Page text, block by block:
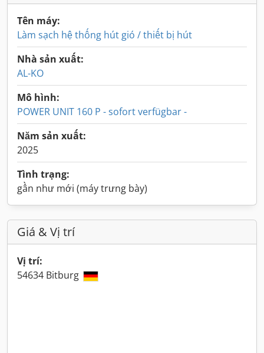
Tên máy:
Làm sạch hệ thống hút gió / thiết bị hút
Nhà sản xuất:
AL-KO
Mô hình:
POWER UNIT 160 P - sofort verfügbar -
Năm sản xuất:
2025
Tình trạng:
gần như mới (máy trưng bày)
Giá & Vị trí
Vị trí:
54634 Bitburg